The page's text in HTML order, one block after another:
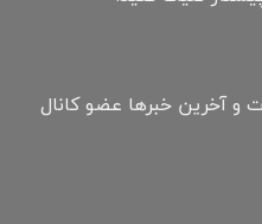
و آخرین خبرها عضو کانال